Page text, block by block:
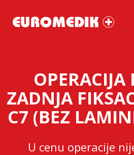
OPERACIJA
ZADNJA
C7 (BEZ
U cenu operacije